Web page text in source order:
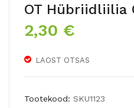
OT Hübriidliilia
2,30 €
LAOST OTSAS
Tootekood: SKU1123